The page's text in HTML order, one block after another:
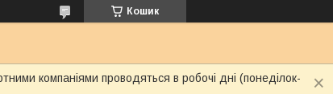
Кошик
компаніями проводяться в робочі дні (понеділок-